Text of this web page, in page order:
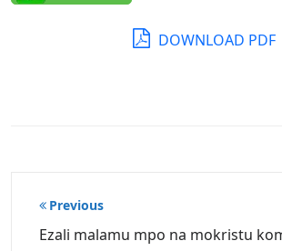
DOWNLOAD PDF
Post
navigation
Previous
Ezali malamu mpo na mokristu